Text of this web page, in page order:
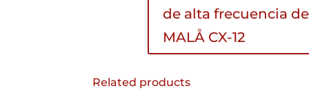
de alta frecuencia de
MALÅ CX-12
Related products